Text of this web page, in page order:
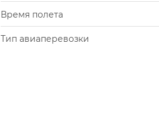
Время полета
Тип авиаперевозки